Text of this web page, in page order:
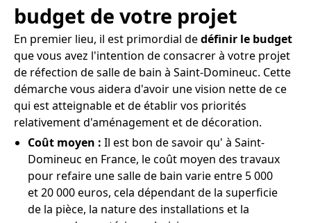
budget de votre projet
En premier lieu, il est primordial dedéfinir le budget
que vous avez l'intention de consacrer à votre projet
de réfection de salle de bain à Saint-Domineuc. Cette
démarche vous aidera d'avoir une vision nette de ce
qui est atteignable et de établir vos priorités
relativement d'aménagement et de décoration.
Coût moyen : Il est bon de savoir qu' à Saint-
Domineuc en France, le coût moyen des travaux
pour refaire une salle de bain varie entre 5 000
et 20 000 euros, cela dépendant de la superficie
de la pièce, la nature des installations et la